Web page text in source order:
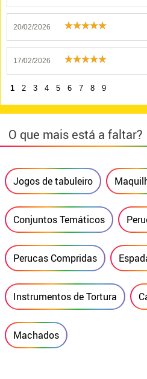
20/02/2026
17/02/2026
1 2 3 4 5 6 7 8 9
O que mais está a faltar?
Jogos de tabuleiro
Conjuntos Temáticos
Perucas Compridas
Instrumentos de Tortura
Machados